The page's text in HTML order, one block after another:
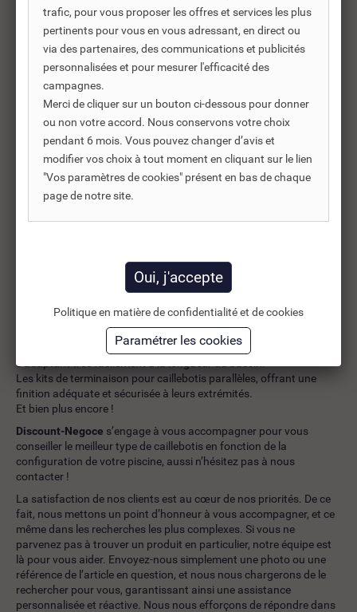
Discount-Negoce, nous connaissons les bénéfices que
peuvent apporter ce type d’accessoire et à quel point la sécurité
est un point non négligeable, surtout pour les parents de petits
enfants, imprévisibles et très actifs. Ainsi, nous mettons à votre
disposition dans cette catégorie des caillebotis mais aussi du
matériel complémentaire. Nous nous engageons donc à vous
fournir une gamme de produits d’origine et à des
compétitifs.
Dans cet univers, nous vous proposons des caillebotis qui
proviennent de nos partenaires de confiance renommés tels que
FluidraAstralpool, marque spécialisée dans le secteur de la
piscine, vous garantissant des produits fiables et durables dans le
temps :
Caillebotisvendus individuellement, par plaques, de différentes
Les caillebotis individuels et avec un assemblage par câble
Les caillebotis parallèles au plan d’eau, traités contre lesUV
simples, solides et efficaces.
inox , conseillés pour lespiscines publiques
s’adaptant très facilement à la longueur du bassin.
Les kits de terminaison pour caillebotis parallèles, offrant une
finition adéquate et sécurisée à leurs extrémités.
Et bien plus encore !
Discount-Negoce s’engage à vous accompagner pour vous
conseiller le meilleur type de caillebotis en fonction de la
configuration de votre piscine, aussi n’hésitez pas à nous
contacter !
La satisfaction de nos clients est au cœur de nos priorités. De ce
fait, nous mettons un point d’honneur à vous accompagner, et ce
même dans les recherches les plus complexes. Si vous ne
parvenez pas à trouver un produit en particulier, notre équipe est
là pour vous aider. Envoyez-nous simplement une photo ou une
référence de l’article en question, et nous nous chargerons de le
rechercher pour vous, garantissant ainsi une assistance
personnalisée et réactive. Nous nous efforçons de répondre dans
trafic, pour vous proposer les offres et services les plus
pertinents pour vous en vous adressant, en direct ou
via des partenaires, des communications et publicités
personnalisées et pour mesurer l'efficacité des
campagnes.
Merci de cliquer sur un bouton ci-dessous pour donner
ou non votre accord. Nous conservons votre choix
pendant 6 mois. Vous pouvez changer d’avis et
modifier vos choix à tout moment en cliquant sur le lien
"Vos paramètres de cookies" présent en bas de chaque
page de notre site.
Politique en matière de confidentialité et de cookies